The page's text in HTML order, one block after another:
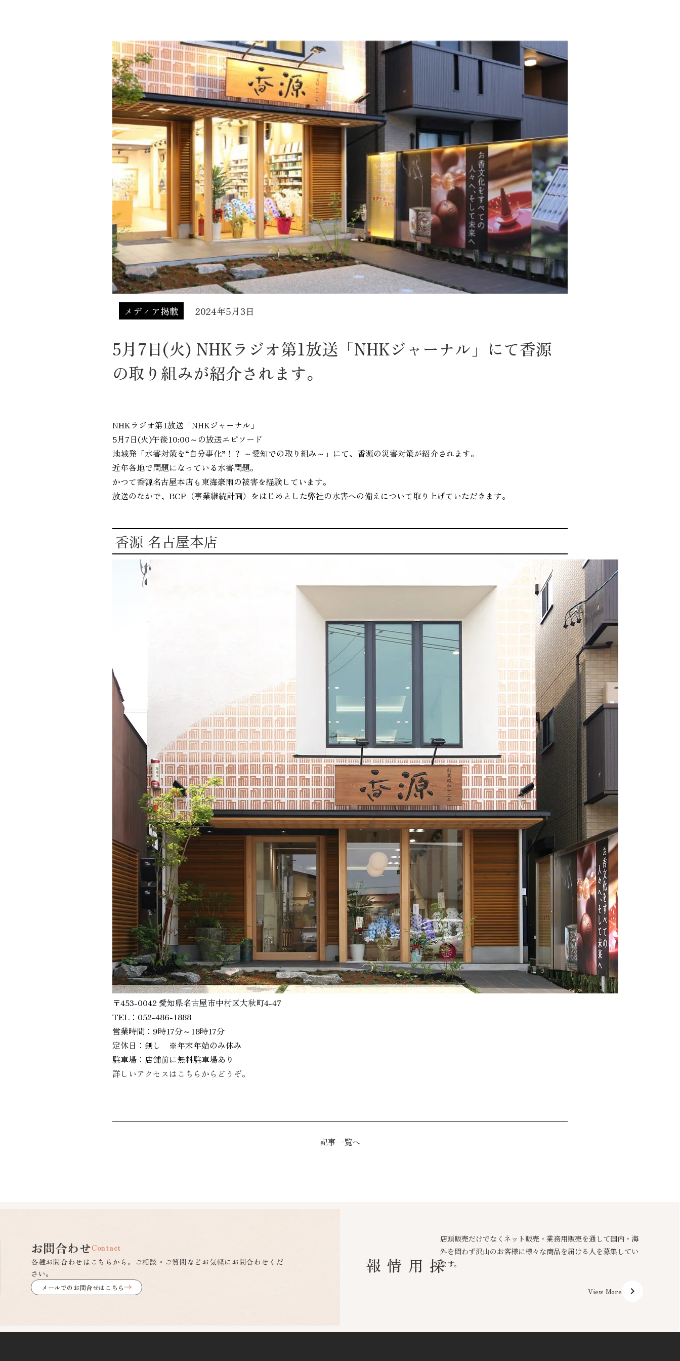
メディア掲載 2024年5月3日
5月7日(火) NHKラジオ第1放送「NHKジャーナル」にて香源
の取り組みが紹介されます。
NHKラジオ第1放送「NHKジャーナル」
5月7日(火)午後10:00～の放送エピソード
地域発「水害対策を“自分事化”！？ ～愛知での取り組み～」にて、香源の災害対策が紹介されます。
近年各地で問題になっている水害問題。
かつて香源名古屋本店も東海豪雨の被害を経験しています。
放送のなかで、BCP（事業継続計画）をはじめとした弊社の水害への備えについて取り上げていただきます。
香源 名古屋本店
〒453-0042 愛知県名古屋市中村区大秋町4-47
TEL：052-486-1888
営業時間：9時17分～18時17分
定休日：無し ※年末年始のみ休み
駐車場：店舗前に無料駐車場あり
詳しいアクセスはこちらからどうぞ。
記事一覧へ
お問合わせContact
各種お問合わせはこちらから。ご相談・ご質問などお気軽にお問合わせくだ
さい。
メールでのお問合せはこちら
採用情報
店頭販売だけでなくネット販売・業務用販売を通して国内・海
外を問わず沢山のお客様に様々な商品を届ける人を募集してい
ます。
View More keyboard_arrow_right